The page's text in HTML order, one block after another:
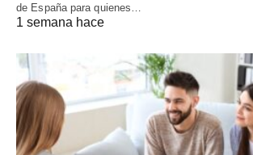
de España para quienes…
1 semana hace